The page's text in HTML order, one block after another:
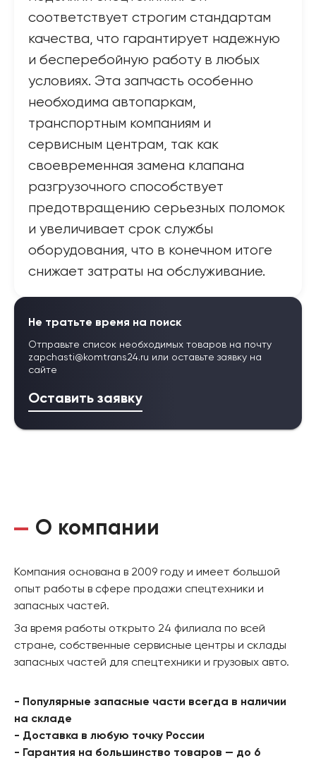
соответствует строгим стандартам
качества, что гарантирует надежную
и бесперебойную работу в любых
условиях. Эта запчасть особенно
необходима автопаркам,
транспортным компаниям и
сервисным центрам, так как
своевременная замена клапана
разгрузочного способствует
предотвращению серьезных поломок
и увеличивает срок службы
оборудования, что в конечном итоге
снижает затраты на обслуживание.
Не тратьте время на поиск
Отправьте список необходимых товаров на почту
zapchasti@komtrans24.ru или оставьте заявку на
сайте
Оставить заявку
О компании
Компания основана в 2009 году и имеет большой
опыт работы в сфере продажи спецтехники и
запасных частей.
За время работы открыто 24 филиала по всей
стране, собственные сервисные центры и склады
запасных частей для спецтехники и грузовых авто.
- Популярные запасные части всегда в наличии
на складе
- Доставка в любую точку России
- Гарантия на большинство товаров — до 6